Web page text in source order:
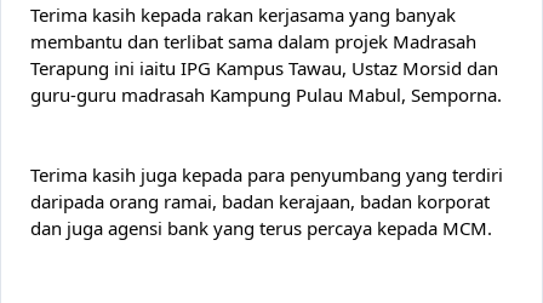
Terima kasih kepada rakan kerjasama yang banyak
membantu dan terlibat sama dalam projek Madrasah
Terapung ini iaitu IPG Kampus Tawau, Ustaz Morsid dan
guru-guru madrasah Kampung Pulau Mabul, Semporna.
Terima kasih juga kepada para penyumbang yang terdiri
daripada orang ramai, badan kerajaan, badan korporat
dan juga agensi bank yang terus percaya kepada MCM.